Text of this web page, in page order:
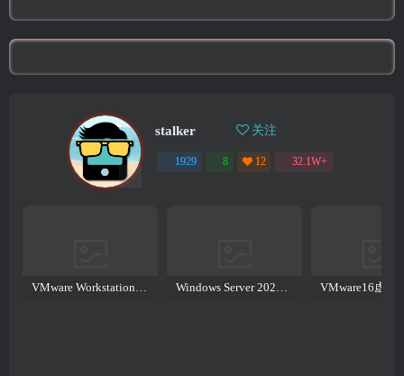
stalker 关注
1929 8 12 32.1W+
VMware Workstation PRO v17.6.4 正式版_虚拟机(带激活密钥) Windows Server 2022激活密钥 2024 5月更新